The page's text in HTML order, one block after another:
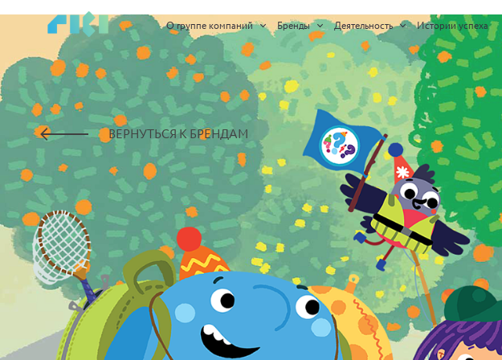
О группе компаний Бренды Деятельность Истории успеха
https://www.high-endrolex.com/45
ВЕРНУТЬСЯ К БРЕНДАМ